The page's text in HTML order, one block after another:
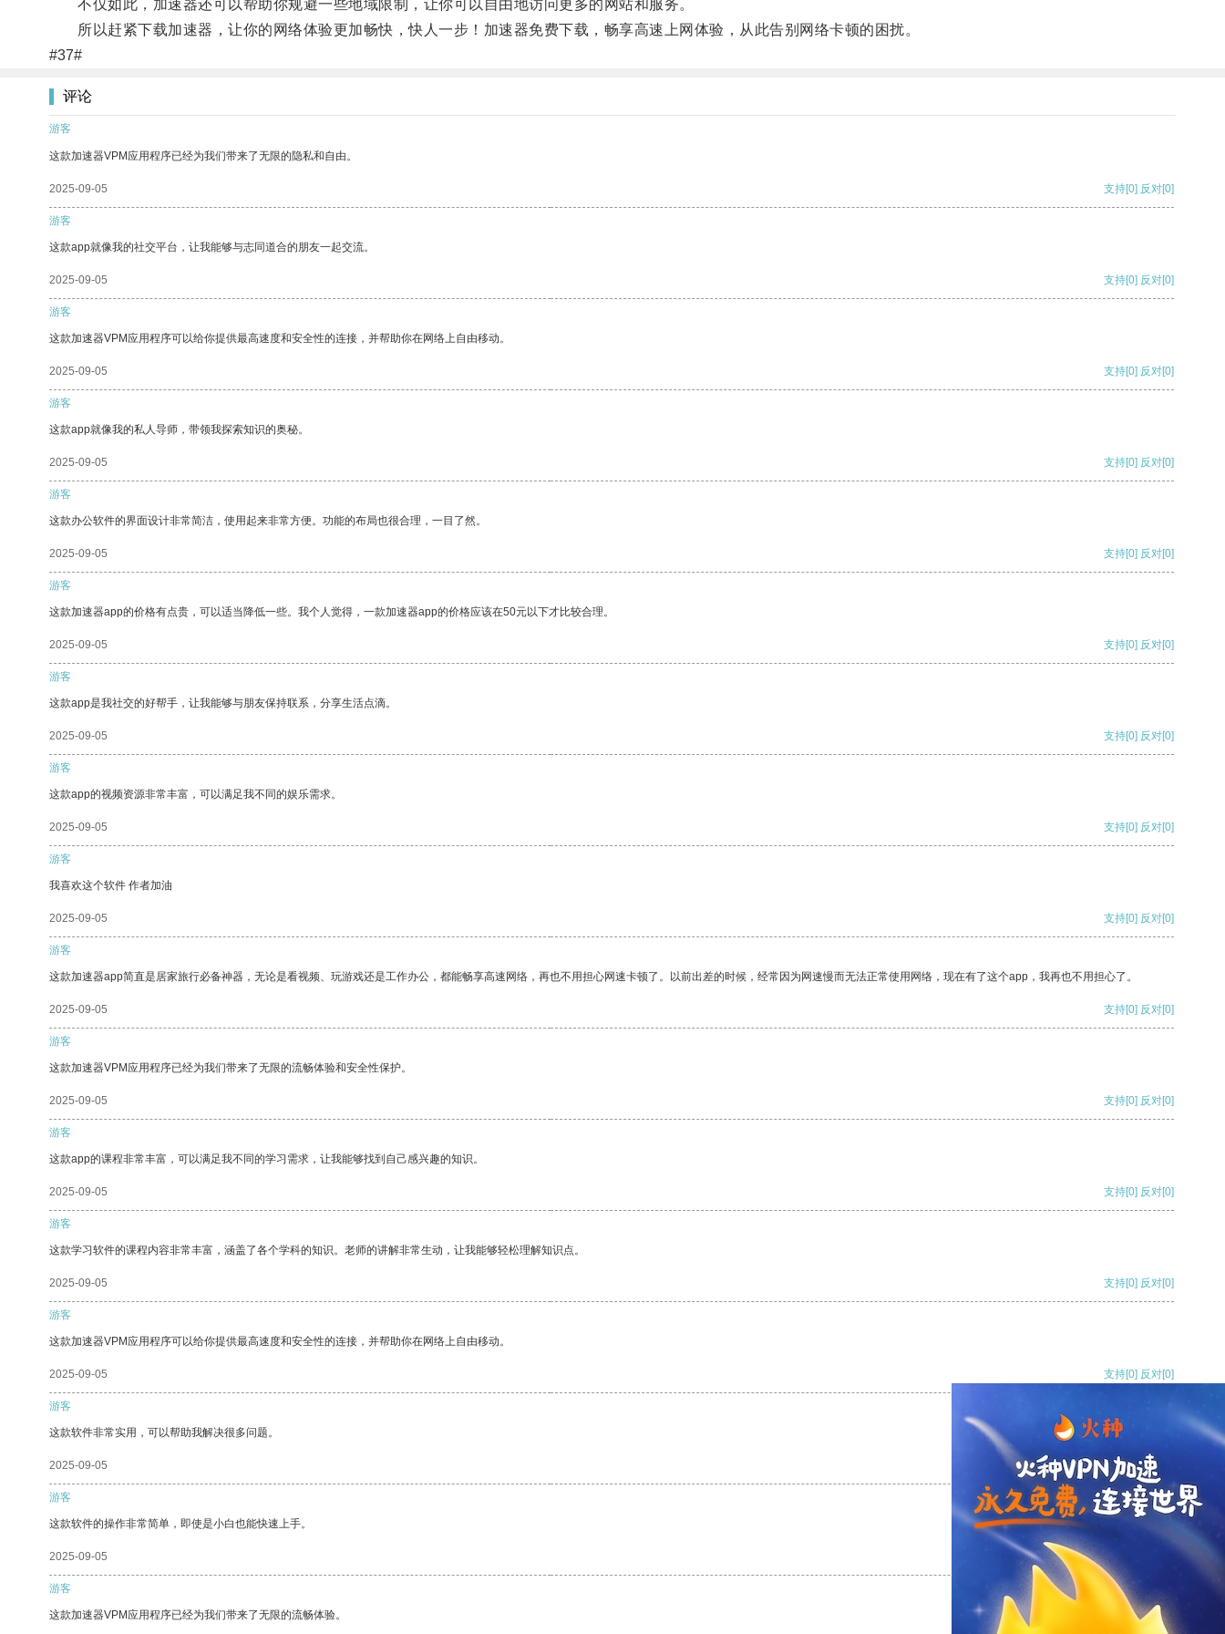
不仅如此，加速器还可以帮助你规避一些地域限制，让你可以自由地访问更多的网站和服务。
所以赶紧下载加速器，让你的网络体验更加畅快，快人一步！加速器免费下载，畅享高速上网体验，从此告别网络卡顿的困扰。
#37#
评论
游客
这款加速器VPM应用程序已经为我们带来了无限的隐私和自由。
2025-09-05 支持[0] 反对[0]
游客
这款app就像我的社交平台，让我能够与志同道合的朋友一起交流。
2025-09-05 支持[0] 反对[0]
游客
这款加速器VPM应用程序可以给你提供最高速度和安全性的连接，并帮助你在网络上自由移动。
2025-09-05 支持[0] 反对[0]
游客
这款app就像我的私人导师，带领我探索知识的奥秘。
2025-09-05 支持[0] 反对[0]
游客
这款办公软件的界面设计非常简洁，使用起来非常方便。功能的布局也很合理，一目了然。
2025-09-05 支持[0] 反对[0]
游客
这款加速器app的价格有点贵，可以适当降低一些。我个人觉得，一款加速器app的价格应该在50元以下才比较合理。
2025-09-05 支持[0] 反对[0]
游客
这款app是我社交的好帮手，让我能够与朋友保持联系，分享生活点滴。
2025-09-05 支持[0] 反对[0]
游客
这款app的视频资源非常丰富，可以满足我不同的娱乐需求。
2025-09-05 支持[0] 反对[0]
游客
我喜欢这个软件 作者加油
2025-09-05 支持[0] 反对[0]
游客
这款加速器app简直是居家旅行必备神器，无论是看视频、玩游戏还是工作办公，都能畅享高速网络，再也不用担心网速卡顿了。以前出差的时候，经常因为网速慢而无法正常使用网络，现在有了这个app，我再也不用担心了。
2025-09-05 支持[0] 反对[0]
游客
这款加速器VPM应用程序已经为我们带来了无限的流畅体验和安全性保护。
2025-09-05 支持[0] 反对[0]
游客
这款app的课程非常丰富，可以满足我不同的学习需求，让我能够找到自己感兴趣的知识。
2025-09-05 支持[0] 反对[0]
游客
这款学习软件的课程内容非常丰富，涵盖了各个学科的知识。老师的讲解非常生动，让我能够轻松理解知识点。
2025-09-05 支持[0] 反对[0]
游客
这款加速器VPM应用程序可以给你提供最高速度和安全性的连接，并帮助你在网络上自由移动。
2025-09-05 支持[0] 反对[0]
游客
这款软件非常实用，可以帮助我解决很多问题。
2025-09-05 支持[0] 反对
游客
这款软件的操作非常简单，即使是小白也能快速上手。
2025-09-05 支持
游客
这款加速器VPM应用程序已经为我们带来了无限的流畅体验。